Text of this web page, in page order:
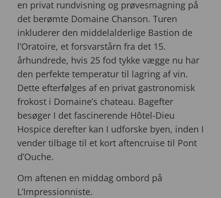
en privat rundvisning og prøvesmagning på
det berømte Domaine Chanson. Turen
inkluderer den middelalderlige Bastion de
l’Oratoire, et forsvarstårn fra det 15.
århundrede, hvis 25 fod tykke vægge nu har
den perfekte temperatur til lagring af vin.
Dette efterfølges af en privat gastronomisk
frokost i Domaine’s chateau. Bagefter
besøger I det fascinerende Hôtel-Dieu
Hospice derefter kan I udforske byen, inden I
vender tilbage til et kort aftencruise til Pont
d’Ouche.
Om aftenen en middag ombord på
L’Impressionniste.